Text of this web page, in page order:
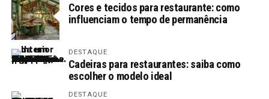
Cores e tecidos para restaurante: como
influenciam o tempo de permanência
DESTAQUE
Cadeiras para restaurantes: saiba como
escolher o modelo ideal
DESTAQUE